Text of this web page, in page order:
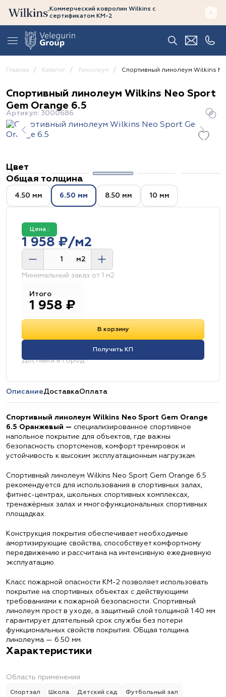
Коммерческий ковролин Wilkins с
сертификатом КМ-2
Главная Каталог Линолеум Спортивный линолеум Wilkins
Спортивный линолеум Wilkins Neo Sport
Gem Orange 6.5
Артикул: 3000686
Цвет
Общая толщина
4.50 мм 6.50 мм 8.50 мм 10 мм
Цена :
1 958 ₽/м2
м2
Минимальный заказ от 1 м2
Итого
1 958 ₽
В корзину
Получить КП
Доставка в город:
ОписаниеДоставкаОплата
Спортивный линолеум Wilkins Neo Sport Gem Orange
6.5 Оранжевый — специализированное спортивное
напольное покрытие для объектов, где важны
безопасность спортсменов, комфорт тренировок и
устойчивость к высоким эксплуатационным нагрузкам.
Спортивный линолеум Wilkins Neo Sport Gem Orange 6.5
рекомендуется для использования в спортивных залах,
фитнес-центрах, школьных спортивных комплексах,
тренажёрных залах и многофункциональных спортивных
площадках.
Конструкция покрытия обеспечивает необходимые
амортизирующие свойства, способствует комфортному
передвижению и рассчитана на интенсивную ежедневную
эксплуатацию.
Класс пожарной опасности КМ-2 позволяет использовать
покрытие на спортивных объектах с действующими
требованиями к пожарной безопасности. Спортивный
линолеум прост в уходе, а защитный слой толщиной 1.40 мм
гарантирует длятельный срок службы без потери
функциональных свойств покрытия. ОБщая толщина
линолеума — 6.50 мм.
Характеристики
Область применения
Спортзал Школа Детский сад Футбольный зал